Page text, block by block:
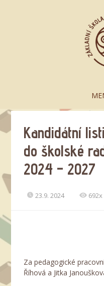
Kandidátní
do školské
2024 – 2027
23.9. 2024 692x
Za pedagogické
Říhová a Jitka